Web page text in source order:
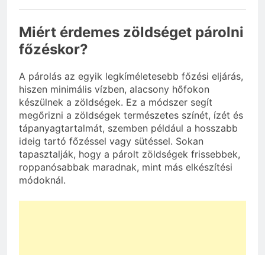
Miért érdemes zöldséget párolni
főzéskor?
A párolás az egyik legkíméletesebb főzési eljárás,
hiszen minimális vízben, alacsony hőfokon
készülnek a zöldségek. Ez a módszer segít
megőrizni a zöldségek természetes színét, ízét és
tápanyagtartalmát, szemben például a hosszabb
ideig tartó főzéssel vagy sütéssel. Sokan
tapasztalják, hogy a párolt zöldségek frissebbek,
roppanósabbak maradnak, mint más elkészítési
módoknál.